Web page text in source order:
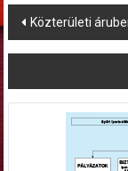
Post
navigation
Közterületi